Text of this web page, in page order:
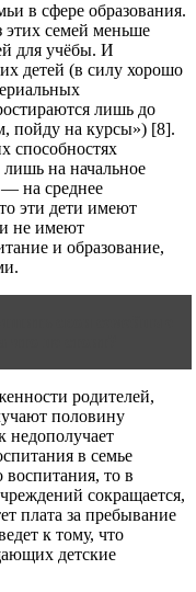
в сфере образования.
этих семей меньше
для учёбы. И
детей (в силу хорошо
лишь до
пойду на курсы») [8].
способностях
на начальное
— на среднее
эти дети имеют
не имеют
и образование,
родителей,
половину
недополучает
в семье
воспитания, то в
сокращается,
плата за пребывание
к тому, что
детские